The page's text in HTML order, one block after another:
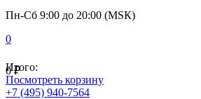
Пн-Сб 9:00 до 20:00 (МSК)
0
0₽
Итого:
Посмотреть корзину
+7 (495) 940-7564